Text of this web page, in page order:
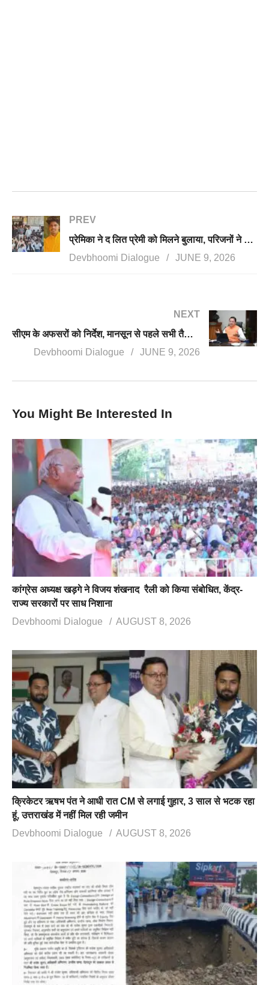
PREV
प्रेमिका ने द लित प्रेमी को मिलने बुलाया, परिजनों ने पीट पीटकर युवक को मार डाला, अस्पताल में परिजनों का हंगामा
Devbhoomi Dialogue
JUNE 9, 2026
NEXT
सीएम के अफसरों को निर्देश, मानसून से पहले सभी तैयारियां पूरी करें
Devbhoomi Dialogue
JUNE 9, 2026
You Might Be Interested In
कांग्रेस अध्यक्ष खड़गे ने विजय शंखनाद रैली को किया संबोधित, केंद्र-
राज्य सरकारों पर साध निशाना
Devbhoomi Dialogue
AUGUST 8, 2026
क्रिकेटर ऋषभ पंत ने आधी रात CM से लगाई गुहार, 3 साल से भटक रहा
हूं, उत्तराखंड में नहीं मिल रही जमीन
Devbhoomi Dialogue
AUGUST 8, 2026